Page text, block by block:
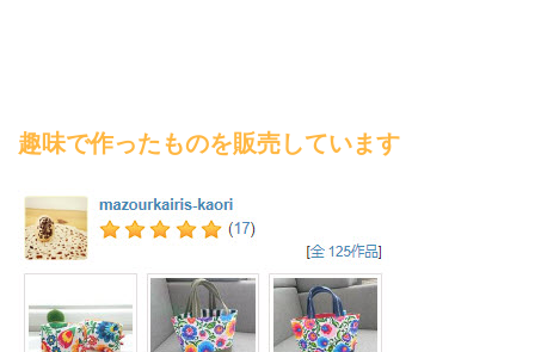
趣味で作ったものを販売しています